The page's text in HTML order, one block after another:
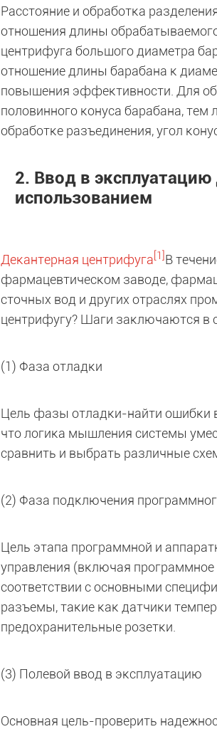
Расстояние и обработка
отношения длины
центрифуга большого диаметра
отношение длины барабана к
повышения эффективности. Для
половинного конуса барабана,
обработке разъединения, угол
2. Ввод в
использованием
Декантерная центрифуга[1] В
фармацевтическом заводе,
сточных вод и других отраслях
центрифугу? Шаги заключаются в
(1) Фаза отладки
Цель фазы отладки-найти ошибки
что логика мышления системы
сравнить и выбрать различные
(2) Фаза подключения
Цель этапа программной и
управления (включая
соответствии с основными
разъемы, такие как датчики
предохранительные розетки.
(3) Полевой ввод в эксплуатацию
Основная цель-проверить